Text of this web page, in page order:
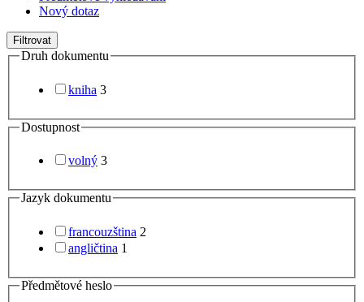
Nový dotaz
Filtrovat
Druh dokumentu
kniha 3
Dostupnost
volný 3
Jazyk dokumentu
francouzština 2
angličtina 1
Předmětové heslo